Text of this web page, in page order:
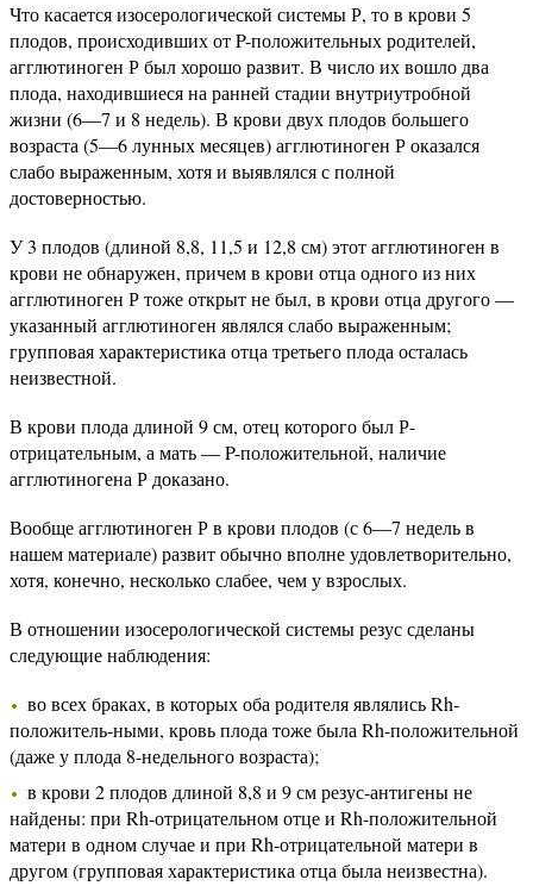
Что касается изосерологической системы Р, то в крови 5
плодов, происходивших от P-положительных родителей,
агглютиноген Р был хорошо развит. В число их вошло два
плода, находившиеся на ранней стадии внутриутробной
жизни (6—7 и 8 недель). В крови двух плодов большего
возраста (5—6 лунных месяцев) агглютиноген Р оказался
слабо выраженным, хотя и выявлялся с полной
достоверностью.
У 3 плодов (длиной 8,8, 11,5 и 12,8 см) этот агглютиноген в
крови не обнаружен, причем в крови отца одного из них
агглютиноген Р тоже открыт не был, в крови отца другого —
указанный агглютиноген являлся слабо выраженным;
групповая характеристика отца третьего плода осталась
неизвестной.
В крови плода длиной 9 см, отец которого был Р-
отрицательным, а мать — P-положительной, наличие
агглютиногена Р доказано.
Вообще агглютиноген Р в крови плодов (с 6—7 недель в
нашем материале) развит обычно вполне удовлетворительно,
хотя, конечно, несколько слабее, чем у взрослых.
В отношении изосерологической системы резус сделаны
следующие наблюдения:
во всех браках, в которых оба родителя являлись Rh-
положитель-ными, кровь плода тоже была Rh-положительной
(даже у плода 8-недельного возраста);
в крови 2 плодов длиной 8,8 и 9 см резус-антигены не
найдены: при Rh-отрицательном отце и Rh-положительной
матери в одном случае и при Rh-отрицательной матери в
другом (групповая характеристика отца была неизвестна).